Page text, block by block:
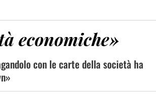
economiche»
con le carte della società ha